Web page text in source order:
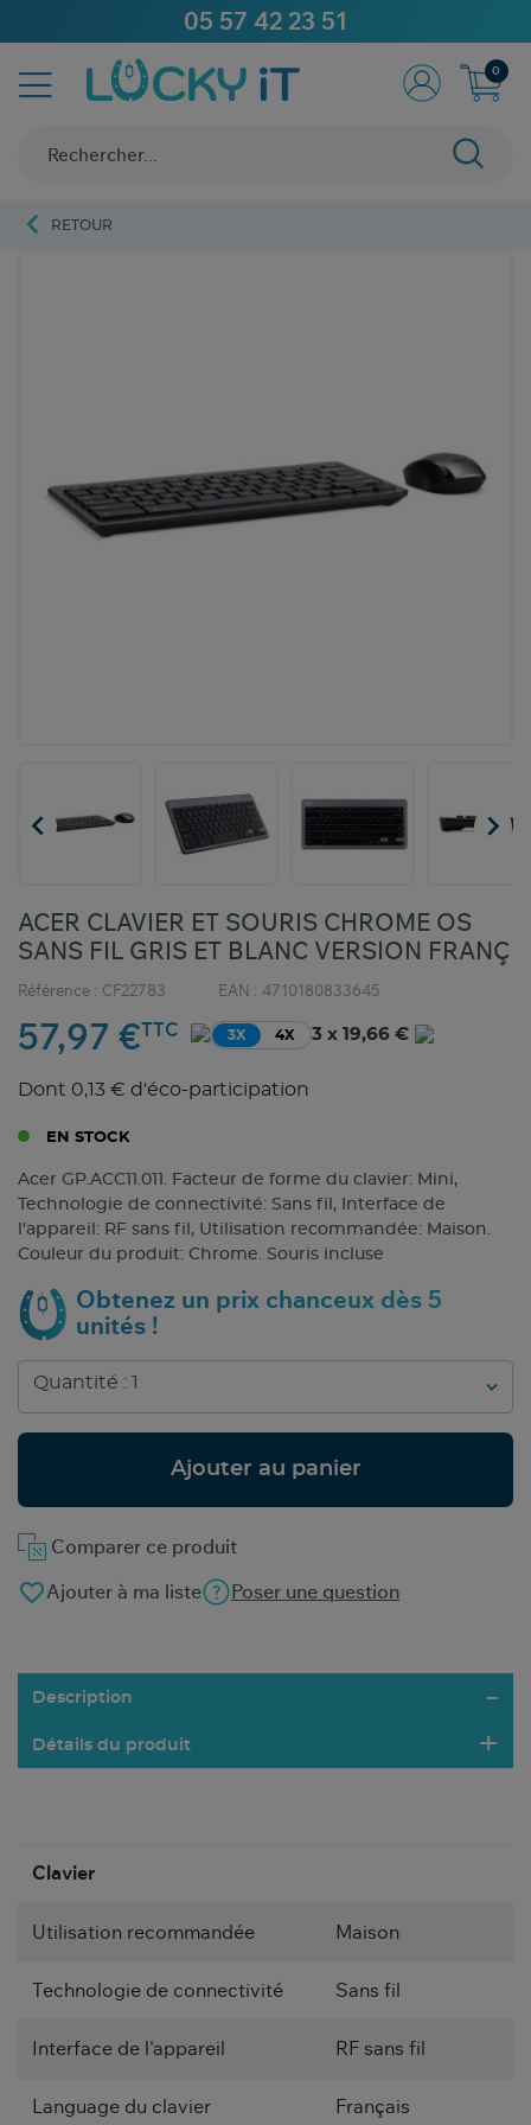
05 57 42 23 51
0
RETOUR
 
ACER CLAVIER ET SOURIS CHROME OS
SANS FIL GRIS ET BLANC VERSION FRANÇ
Référence : CF22783 EAN : 4710180833645
57,97 €TTC 3X 4X 3 x 19,66 €
Dont 0,13 € d'éco-participation
EN STOCK
Acer GP.ACC11.011. Facteur de forme du clavier: Mini,
Technologie de connectivité: Sans fil, Interface de
l'appareil: RF sans fil, Utilisation recommandée: Maison.
Couleur du produit: Chrome. Souris incluse
Obtenez un prix chanceux dès 5
unités !
Ajouter au panier
favorite_borderAjouter à ma liste Poser une question
Comparer ce produit
Description
Détails du produit
Clavier
Utilisation recommandée Maison
Technologie de connectivité Sans fil
Interface de l'appareil RF sans fil
Language du clavier Français